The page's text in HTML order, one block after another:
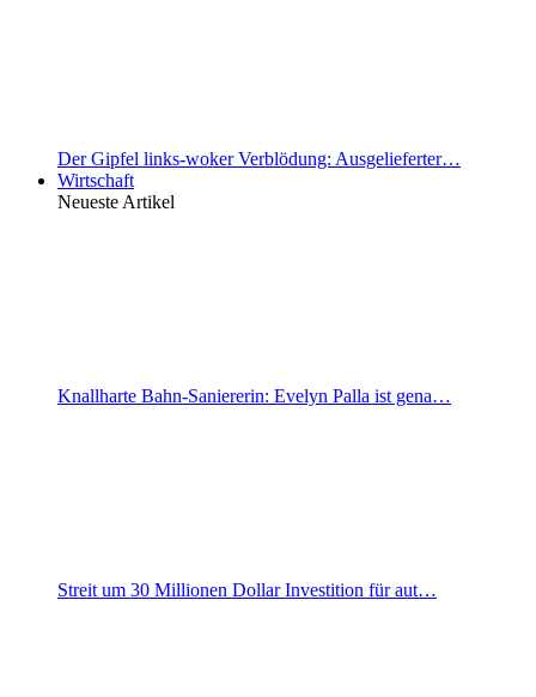
Der Gipfel links-woker Verblödung: Ausgelieferter…
Wirtschaft
Neueste Artikel
Knallharte Bahn-Saniererin: Evelyn Palla ist gena…
Streit um 30 Millionen Dollar Investition für aut…